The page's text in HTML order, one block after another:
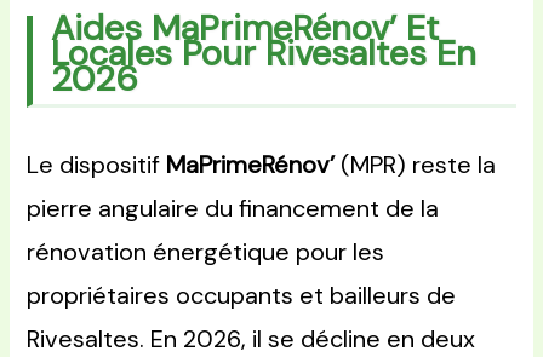
Aides MaPrimeRénov’ Et
Locales Pour Rivesaltes En
2026
Le dispositif MaPrimeRénov’(MPR) reste la
pierre angulaire du financement de la
rénovation énergétique pour les
propriétaires occupants et bailleurs de
Rivesaltes. En 2026, il se décline en deux